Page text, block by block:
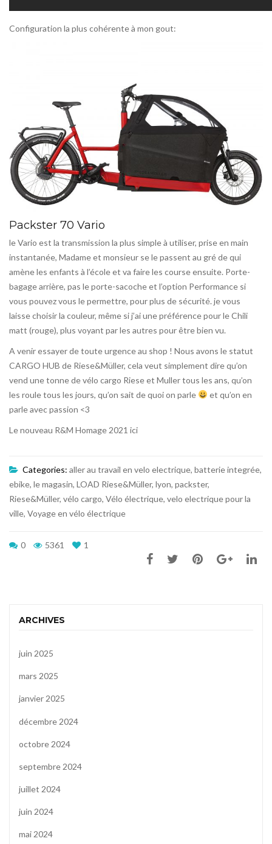
Configuration la plus cohérente à mon gout:
Packster 70 Vario
le Vario est la transmission la plus simple à utiliser, prise en main
instantanée, Madame et monsieur se le passent au gré de qui
amène les enfants à l’école et va faire les course ensuite. Porte-
bagage arrière, pas le porte-sacoche et l’option Performance si
vous pouvez vous le permettre, pour plus de sécurité. je vous
laisse choisir la couleur, même si j’ai une préférence pour le Chili
matt (rouge), plus voyant par les autres pour être bien vu.
A venir essayer de toute urgence au shop ! Nous avons le statut
CARGO HUB de Riese&Müller, cela veut simplement dire qu’on
vend une tonne de vélo cargo Riese et Muller tous les ans, qu’on
les roule tous les jours, qu’on sait de quoi on parle
et qu’on en
parle avec passion <3
Le nouveau R&M Homage 2021 ici
Categories: aller au travail en velo electrique, batterie integrée,
ebike, le magasin, LOAD Riese&Müller, lyon, packster,
Riese&Müller, vélo cargo, Vélo électrique, velo electrique pour la
ville, Voyage en vélo électrique
0 5361 1
ARCHIVES
juin 2025
mars 2025
janvier 2025
décembre 2024
octobre 2024
septembre 2024
juillet 2024
juin 2024
mai 2024